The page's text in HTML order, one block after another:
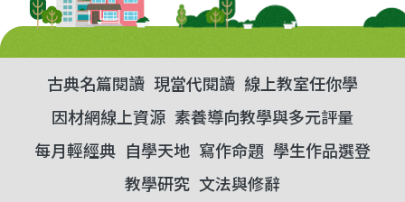
古典名篇閱讀 現當代閱讀 線上教室任你學
因材網線上資源 素養導向教學與多元評量
每月輕經典 自學天地 寫作命題 學生作品選登
教學研究 文法與修辭